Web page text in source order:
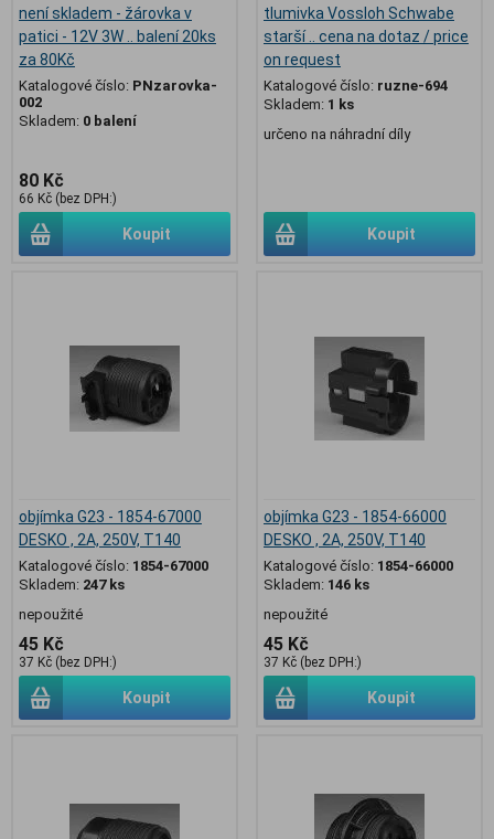
není skladem - žárovka v
patici - 12V 3W .. balení 20ks
za 80Kč
Katalogové číslo: PNzarovka-
002
Skladem: 0 balení
80 Kč
66 Kč (bez DPH:)
Koupit
tlumivka Vossloh Schwabe
starší .. cena na dotaz / price
on request
Katalogové číslo: ruzne-694
Skladem: 1 ks
určeno na náhradní díly
Koupit
objímka G23 - 1854-67000
DESKO , 2A, 250V, T140
Katalogové číslo: 1854-67000
Skladem: 247 ks
nepoužité
45 Kč
37 Kč (bez DPH:)
Koupit
objímka G23 - 1854-66000
DESKO , 2A, 250V, T140
Katalogové číslo: 1854-66000
Skladem: 146 ks
nepoužité
45 Kč
37 Kč (bez DPH:)
Koupit